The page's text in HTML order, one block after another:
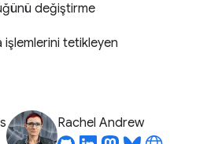
değiştirme
tetikleyen
Rachel Andrew